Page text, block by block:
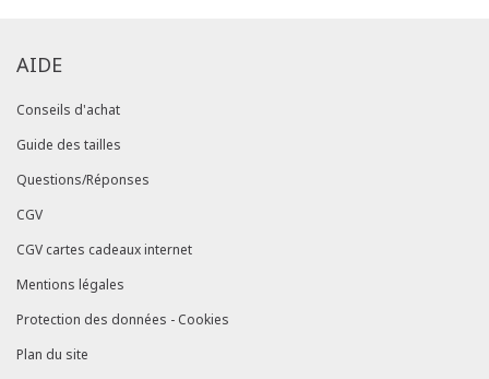
AIDE
Conseils d'achat
Guide des tailles
Questions/Réponses
CGV
CGV cartes cadeaux internet
Mentions légales
Protection des données - Cookies
Plan du site